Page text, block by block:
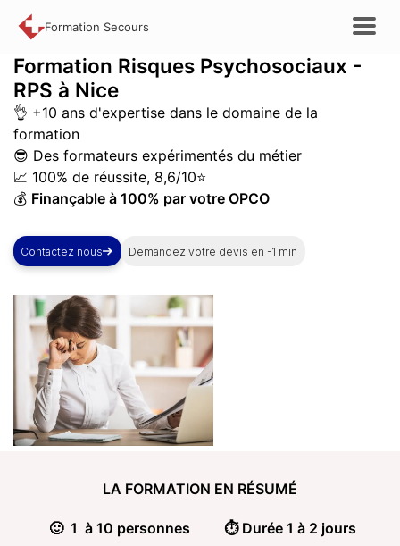
Formation Secours
Formation Risques Psychosociaux -
RPS à Nice
👌 +10 ans d'expertise dans le domaine de la
formation
😎 Des formateurs expérimentés du métier
📈 100% de réussite, 8,6/10⭐
💰 Finançable à 100% par votre OPCO
Contactez nous Demandez votre devis en -1 min
LA FORMATION EN RÉSUMÉ
🙂 1 à 10 personnes
⏱️ Durée 1 à 2 jours